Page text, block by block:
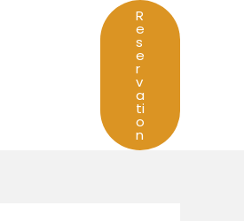
R
e
s
e
r
v
a
ti
o
n